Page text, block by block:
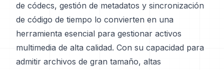
de códecs, gestión de metadatos y sincronización
de código de tiempo lo convierten en una
herramienta esencial para gestionar activos
multimedia de alta calidad. Con su capacidad para
admitir archivos de gran tamaño, altas